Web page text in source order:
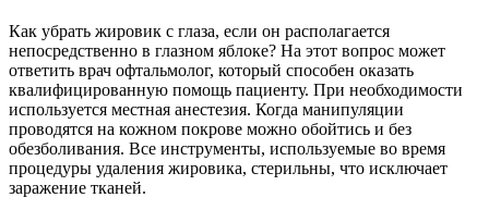
Как убрать жировик с глаза, если он располагается
непосредственно в глазном яблоке? На этот вопрос может
ответить врач офтальмолог, который способен оказать
квалифицированную помощь пациенту. При необходимости
используется местная анестезия. Когда манипуляции
проводятся на кожном покрове можно обойтись и без
обезболивания. Все инструменты, используемые во время
процедуры удаления жировика, стерильны, что исключает
заражение тканей.